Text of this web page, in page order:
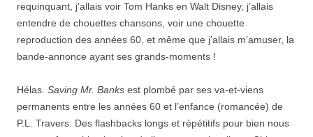
requinquant, j’allais voir Tom Hanks en Walt Disney, j’allais
entendre de chouettes chansons, voir une chouette
reproduction des années 60, et même que j’allais m’amuser, la
bande-annonce ayant ses grands-moments !
Hélas. Saving Mr. Banks est plombé par ses va-et-viens
permanents entre les années 60 et l’enfance (romancée) de
P.L. Travers. Des flashbacks longs et répétitifs pour bien nous